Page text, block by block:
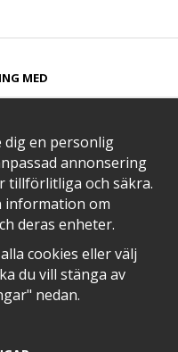
MED​
MED
dig en personlig
annonsering
tillförlitliga och säkra.
information om
deras enheter.
cookies eller välj
du vill stänga av
nedan.